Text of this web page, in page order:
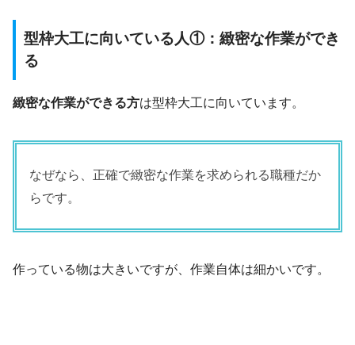
型枠大工に向いている人①：緻密な作業ができ
る
緻密な作業ができる方は型枠大工に向いています。
なぜなら、正確で緻密な作業を求められる職種だか
らです。
作っている物は大きいですが、作業自体は細かいです。